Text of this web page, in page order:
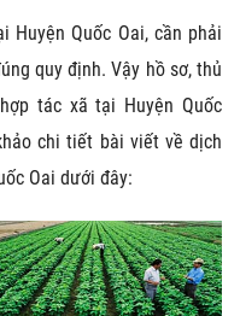
Huyện Quốc Oai, cần phải
quy định. Vậy hồ sơ, thủ
tác xã tại Huyện Quốc
chi tiết bài viết về dịch
Oai dưới đây: